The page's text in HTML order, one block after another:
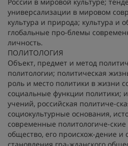
универсализации в мировом
культура и природа; культура и
глобальные про-блемы
личность.
ПОЛИТОЛОГИЯ
Объект, предмет и метод
политологии; политическая
роль и место политики в жизни
социальные функции политики;
учений, российская политиче-
социокультурные основания,
современные политологиче-
общество, его происхож-дение и